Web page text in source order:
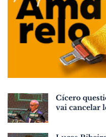
Cícero
vai cancelar